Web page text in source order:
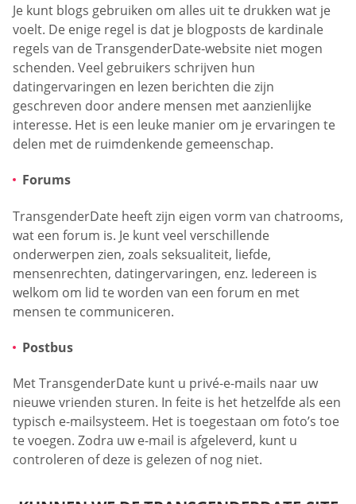
Je kunt blogs gebruiken om alles uit te drukken wat je
voelt. De enige regel is dat je blogposts de kardinale
regels van de TransgenderDate-website niet mogen
schenden. Veel gebruikers schrijven hun
datingervaringen en lezen berichten die zijn
geschreven door andere mensen met aanzienlijke
interesse. Het is een leuke manier om je ervaringen te
delen met de ruimdenkende gemeenschap.
Forums
TransgenderDate heeft zijn eigen vorm van chatrooms,
wat een forum is. Je kunt veel verschillende
onderwerpen zien, zoals seksualiteit, liefde,
mensenrechten, datingervaringen, enz. Iedereen is
welkom om lid te worden van een forum en met
mensen te communiceren.
Postbus
Met TransgenderDate kunt u privé-e-mails naar uw
nieuwe vrienden sturen. In feite is het hetzelfde als een
typisch e-mailsysteem. Het is toegestaan om foto’s toe
te voegen. Zodra uw e-mail is afgeleverd, kunt u
controleren of deze is gelezen of nog niet.